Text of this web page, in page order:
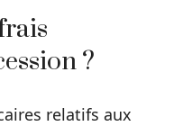
?
relatifs aux